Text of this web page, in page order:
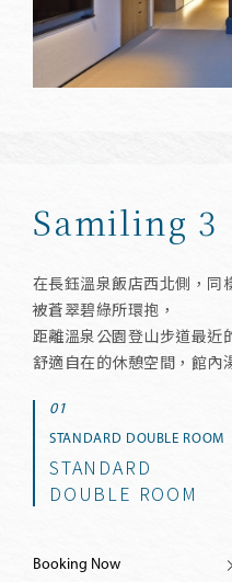
Samiling 3
在長鈺溫泉飯店西北側，同
被蒼翠碧綠所環抱，
距離溫泉公園登山步道最近
舒適自在的休憩空間，館內
STANDARD DOUBLE ROOM
STANDARD
DOUBLE ROOM
Booking Now